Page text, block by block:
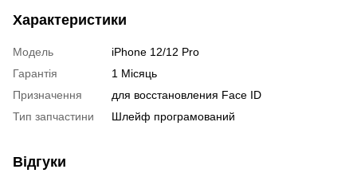
Характеристики
Модель
iPhone 12/12 Pro
Гарантія
1 Місяць
Призначення
для восстановления Face ID
Тип запчастини
Шлейф програмований
Відгуки